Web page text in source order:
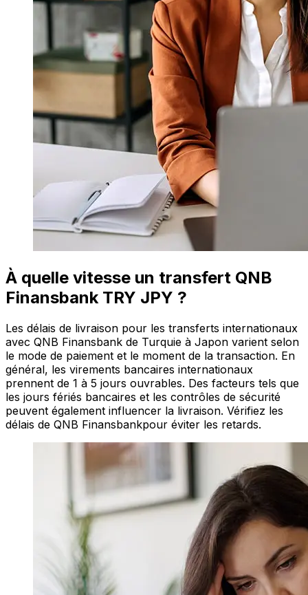
À quelle vitesse un transfert QNB
Finansbank TRY JPY ?
Les délais de livraison pour les transferts internationaux
avec QNB Finansbank de Turquie à Japon varient selon
le mode de paiement et le moment de la transaction. En
général, les virements bancaires internationaux
prennent de 1 à 5 jours ouvrables. Des facteurs tels que
les jours fériés bancaires et les contrôles de sécurité
peuvent également influencer la livraison. Vérifiez les
délais de QNB Finansbankpour éviter les retards.